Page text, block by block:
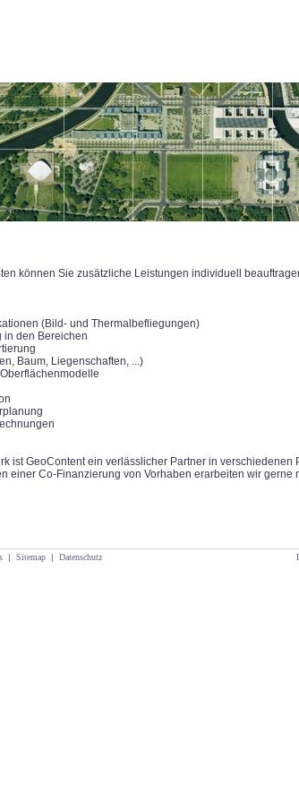
können Sie zusätzliche Leistungen individuell
(Bild- und Thermalbefliegungen)
in den Bereichen
Baum, Liegenschaften, ...)
ist GeoContent ein verlässlicher Partner in verschiedenen
einer Co-Finanzierung von Vorhaben erarbeiten wir gerne
| Sitemap | Datenschutz